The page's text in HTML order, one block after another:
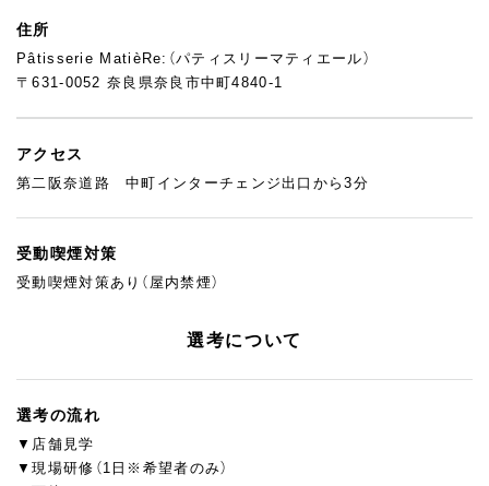
住所
Pâtisserie MatièRe:（パティスリーマティエール）
〒631-0052 奈良県奈良市中町4840-1
アクセス
第二阪奈道路 中町インターチェンジ出口から3分
受動喫煙対策
受動喫煙対策あり（屋内禁煙）
選考について
選考の流れ
▼店舗見学
▼現場研修（1日※希望者のみ）